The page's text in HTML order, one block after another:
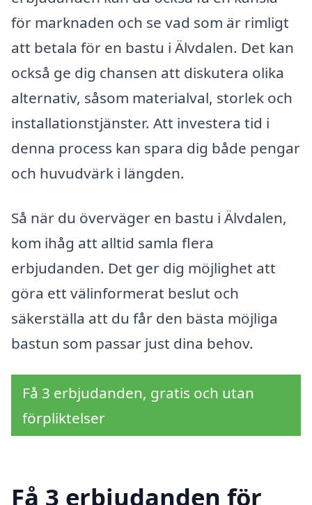
för marknaden och se vad som är rimligt
att betala för en bastu i Älvdalen. Det kan
också ge dig chansen att diskutera olika
alternativ, såsom materialval, storlek och
installationstjänster. Att investera tid i
denna process kan spara dig både pengar
och huvudvärk i längden.
Så när du överväger en bastu i Älvdalen,
kom ihåg att alltid samla flera
erbjudanden. Det ger dig möjlighet att
göra ett välinformerat beslut och
säkerställa att du får den bästa möjliga
bastun som passar just dina behov.
Få 3 erbjudanden, gratis och utan
förpliktelser
Få 3 erbjudanden för